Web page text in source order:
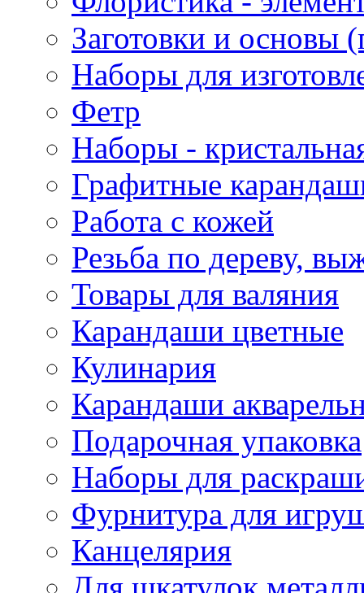
Заготовки и основы
Наборы для
Фетр
Наборы -
Графитные
Работа с кожей
Резьба по дереву,
Товары для валяния
Карандаши цветные
Кулинария
Карандаши
Подарочная упаковка
Наборы для
Фурнитура для
Канцелярия